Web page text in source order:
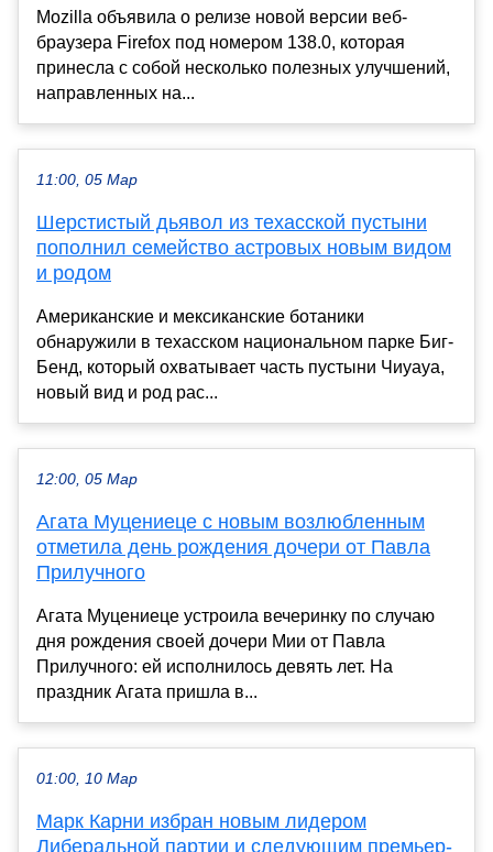
Mozilla объявила о релизе новой версии веб-
браузера Firefox под номером 138.0, которая
принесла с собой несколько полезных улучшений,
направленных на...
11:00, 05 Мар
Шерстистый дьявол из техасской пустыни
пополнил семейство астровых новым видом
и родом
Американские и мексиканские ботаники
обнаружили в техасском национальном парке Биг-
Бенд, который охватывает часть пустыни Чиуауа,
новый вид и род рас...
12:00, 05 Мар
Агата Муцениеце с новым возлюбленным
отметила день рождения дочери от Павла
Прилучного
Агата Муцениеце устроила вечеринку по случаю
дня рождения своей дочери Мии от Павла
Прилучного: ей исполнилось девять лет. На
праздник Агата пришла в...
01:00, 10 Мар
Марк Карни избран новым лидером
Либеральной партии и следующим премьер-